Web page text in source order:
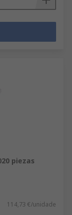
piezas
114,73 €/unidade